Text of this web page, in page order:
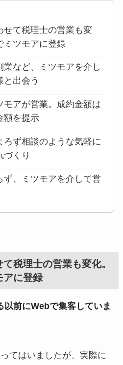
せて税理士の営業も変
ミツモアに登録
業など、ミツモアを介し
と出会う
モアが営業。成約金額は
額を提示
ろず相談のような気軽に
づくり
ず、ミツモアを介して営
税理士の営業も変化。
アに登録
前にWebで集客していま
てはいましたが、実際に